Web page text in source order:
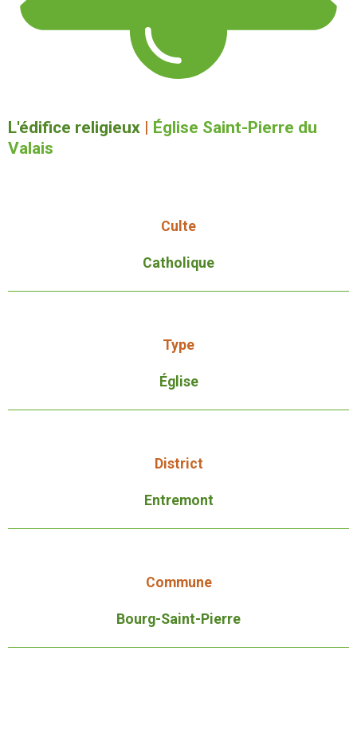
L'édifice religieux | Église Saint-Pierre du
Valais
Culte
Catholique
Type
Église
District
Entremont
Commune
Bourg-Saint-Pierre